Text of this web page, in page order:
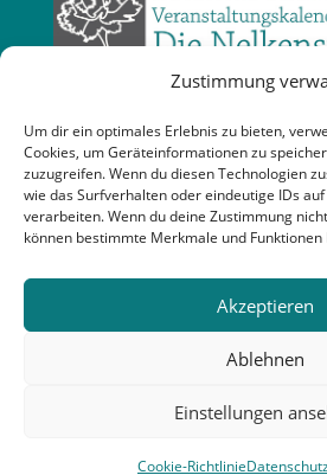
Zustimmung
Um dir ein optimales Erlebnis zu bieten,
Cookies, um Geräteinformationen zu
zuzugreifen. Wenn du diesen Technologien
wie das Surfverhalten oder eindeutige IDs
verarbeiten. Wenn du deine Zustimmung
können bestimmte Merkmale und
Akzeptieren
Ablehnen
Einstellungen
Cookie-Richtlinie